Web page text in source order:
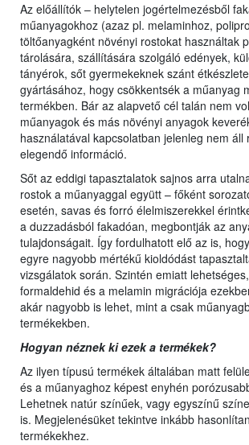
Az előállítók – helytelen jogértelmezésből
műanyagokhoz (azaz pl. melaminhoz,
töltőanyagként növényi rostokat használtak
tárolására, szállítására szolgáló edények,
tányérok, sőt gyermekeknek szánt
gyártásához, hogy csökkentsék a műanyag
termékben. Bár az alapvető cél talán nem
műanyagok és más növényi anyagok
használatával kapcsolatban jelenleg nem áll
elegendő információ.
Sőt az eddigi tapasztalatok sajnos arra
rostok a műanyaggal együtt – főként
esetén, savas és forró élelmiszerekkel
a duzzadásból fakadóan, megbontják az
tulajdonságait. Így fordulhatott elő az is,
egyre nagyobb mértékű kioldódást
vizsgálatok során. Szintén emiatt
formaldehid és a melamin migrációja
akár nagyobb is lehet, mint a csak
termékekben.
Hogyan néznek ki ezek a termékek?
Az ilyen típusú termékek általában matt
és a műanyaghoz képest enyhén
Lehetnek natúr színűek, vagy egyszínű
is. Megjelenésüket tekintve inkább
termékekhez.